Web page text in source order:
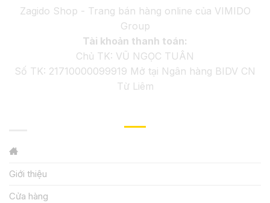
Zagido Shop - Trang bán hàng online của VIMIDO
Group
Tài khoản thanh toán:
Chủ TK: VŨ NGỌC TUÂN
Số TK: 21710000099919 Mở tại Ngân hàng BIDV CN
Từ Liêm
Giới thiệu
Cửa hàng